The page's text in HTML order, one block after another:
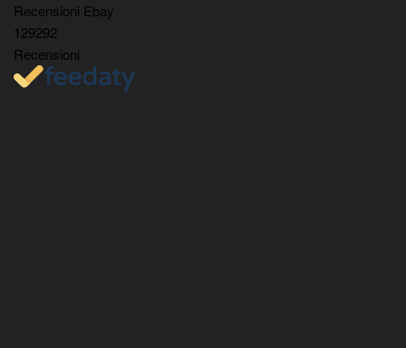
Recensioni Ebay
129292
Recensioni